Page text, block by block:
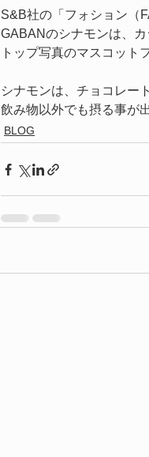
S&B社の「フォション（
GABANのシナモンは、
トップ写真のマスコット
シナモンは、チョコレー
飲み物以外でも摂る事が
BLOG